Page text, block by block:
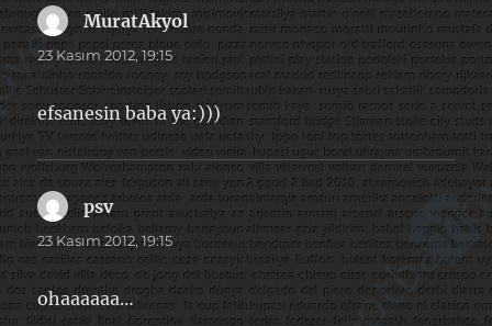
MuratAkyol
ki:
23 Kasım 2012, 19:15
efsanesin baba ya:)))
psvdedi
ki:
23 Kasım 2012, 19:15
ohaaaaaa…